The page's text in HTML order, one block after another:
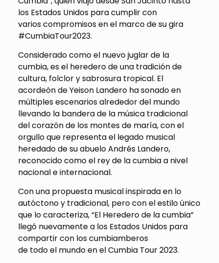
los Estados Unidos para cumplir con
varios compromisos en el marco de su gira
#CumbiaTour2023.
Considerado como el nuevo juglar de la
cumbia, es el heredero de una tradición de
cultura, folclor y sabrosura tropical. El
acordeón de Yeison Landero ha sonado en
múltiples escenarios alrededor del mundo
llevando la bandera de la música tradicional
del corazón de los montes de maría, con el
orgullo que representa el legado musical
heredado de su abuelo Andrés Landero,
reconocido como el rey de la cumbia a nivel
nacional e internacional.
Con una propuesta musical inspirada en lo
autóctono y tradicional, pero con el estilo único
que lo caracteriza, “El Heredero de la cumbia”
llegó nuevamente a los Estados Unidos para
compartir con los cumbiamberos
de todo el mundo en el Cumbia Tour 2023.